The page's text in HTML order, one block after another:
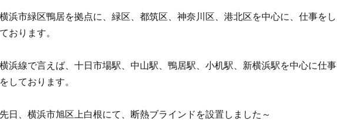
横浜市緑区鴨居を拠点に、緑区、都筑区、神奈川区、港北区を中心に、仕事をし
ております。
横浜線で言えば、十日市場駅、中山駅、鴨居駅、小机駅、新横浜駅を中心に仕事
をしております。
先日、横浜市旭区上白根にて、断熱ブラインドを設置しました～